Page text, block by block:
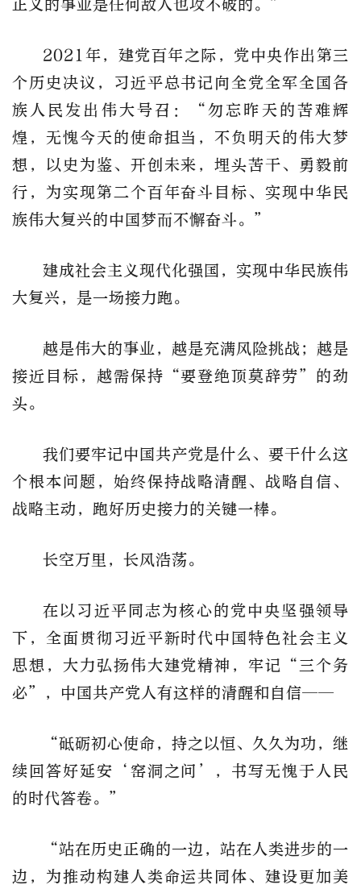
正义的事业是任何敌人也攻不破的。”
2021年，建党百年之际，党中央作出第三
个历史决议，习近平总书记向全党全军全国各
族人民发出伟大号召：“勿忘昨天的苦难辉
煌，无愧今天的使命担当，不负明天的伟大梦
想，以史为鉴、开创未来，埋头苦干、勇毅前
行，为实现第二个百年奋斗目标、实现中华民
族伟大复兴的中国梦而不懈奋斗。”
建成社会主义现代化强国，实现中华民族伟
大复兴，是一场接力跑。
越是伟大的事业，越是充满风险挑战；越是
接近目标，越需保持“要登绝顶莫辞劳”的劲
头。
我们要牢记中国共产党是什么、要干什么这
个根本问题，始终保持战略清醒、战略自信、
战略主动，跑好历史接力的关键一棒。
长空万里，长风浩荡。
在以习近平同志为核心的党中央坚强领导
下，全面贯彻习近平新时代中国特色社会主义
思想，大力弘扬伟大建党精神，牢记“三个务
必”，中国共产党人有这样的清醒和自信——
“砥砺初心使命，持之以恒、久久为功，继
续回答好延安‘窑洞之问’，书写无愧于人民
的时代答卷。”
“站在历史正确的一边，站在人类进步的一
边，为推动构建人类命运共同体、建设更加美